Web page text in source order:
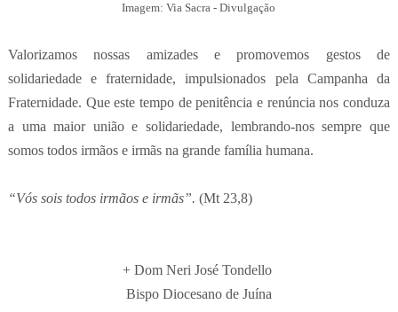
Imagem: Via Sacra - Divulgação
Valorizamos nossas amizades e promovemos gestos de
solidariedade e fraternidade, impulsionados pela Campanha da
Fraternidade. Que este tempo de penitência e renúncia nos conduza
a uma maior união e solidariedade, lembrando-nos sempre que
somos todos irmãos e irmãs na grande família humana.
“Vós sois todos irmãos e irmãs”. (Mt 23,8)
+ Dom Neri José Tondello
Bispo Diocesano de Juína